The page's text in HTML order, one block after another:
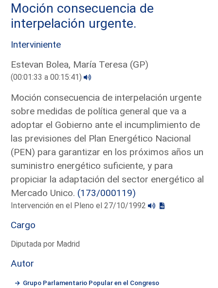
Moción consecuencia de
interpelación urgente.
Interviniente
Estevan Bolea, María Teresa (GP)
(00:01:33 a 00:15:41)
Moción consecuencia de interpelación urgente
sobre medidas de política general que va a
adoptar el Gobierno ante el incumplimiento de
las previsiones del Plan Energético Nacional
(PEN) para garantizar en los próximos años un
suministro energético suficiente, y para
propiciar la adaptación del sector energético al
Mercado Unico. (173/000119)
Intervención en el Pleno el 27/10/1992
Cargo
Diputada por Madrid
Autor
Grupo Parlamentario Popular en el Congreso